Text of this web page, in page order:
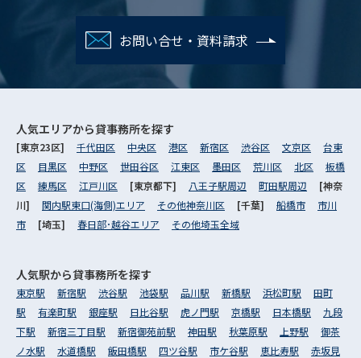
お問い合せ・資料請求
人気エリアから貸事務所を探す
[東京23区] 千代田区 中央区 港区 新宿区 渋谷区 文京区
台東
区
目黒区 中野区 世田谷区 江東区 墨田区 荒川区 北区
板橋
区
練馬区 江戸川区 [東京都下] 八王子駅周辺 町田駅周辺
[神奈
川] 関内駅東口(海側)エリア その他神奈川区 [千葉] 船橋市
市川
市
[埼玉] 春日部･越谷エリア その他埼玉全域
人気駅から貸事務所を探す
東京駅 新宿駅 渋谷駅 池袋駅 品川駅 新橋駅 浜松町駅
田町
駅
有楽町駅 銀座駅 日比谷駅 虎ノ門駅 京橋駅 日本橋駅
九段
下駅
新宿三丁目駅 新宿御苑前駅 神田駅 秋葉原駅 上野駅
御茶
ノ水駅
水道橋駅 飯田橋駅 四ツ谷駅 市ケ谷駅 恵比寿駅
赤坂見